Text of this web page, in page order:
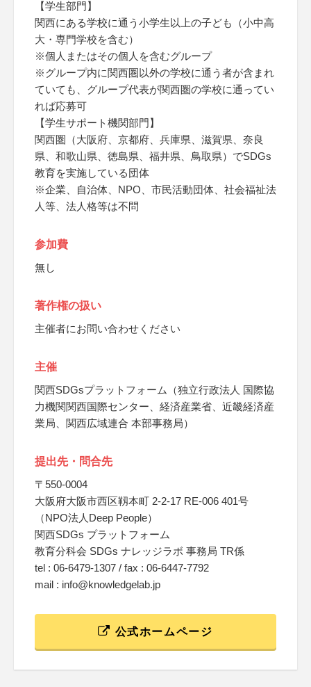
【学生部門】
関西にある学校に通う小学生以上の子ども（小中高
大・専門学校を含む）
※個人またはその個人を含むグループ
※グループ内に関西圏以外の学校に通う者が含まれ
ていても、グループ代表が関西圏の学校に通ってい
れば応募可
【学生サポート機関部門】
関西圏（大阪府、京都府、兵庫県、滋賀県、奈良
県、和歌山県、徳島県、福井県、鳥取県）でSDGs
教育を実施している団体
※企業、自治体、NPO、市民活動団体、社会福祉法
人等、法人格等は不問
参加費
無し
著作権の扱い
主催者にお問い合わせください
主催
関西SDGsプラットフォーム（独立行政法人 国際協
力機関関西国際センター、経済産業省、近畿経済産
業局、関西広域連合 本部事務局）
提出先・問合先
〒550-0004
大阪府大阪市西区靱本町 2-2-17 RE-006 401号
（NPO法人Deep People）
関西SDGs プラットフォーム
教育分科会 SDGs ナレッジラボ 事務局 TR係
tel : 06-6479-1307 / fax : 06-6447-7792
mail : info@knowledgelab.jp
公式ホームページ